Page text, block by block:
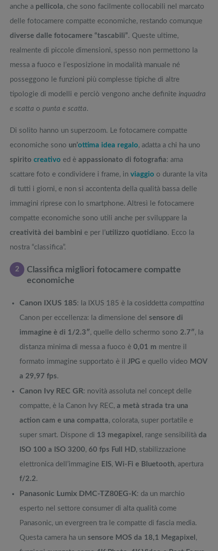
anche a pellicola, che sono facilmente collocabili nel marcato
delle fotocamere compatte economiche, restando comunque
diverse dalle fotocamere “tascabili”. Queste ultime,
realmente di piccole dimensioni, spesso non permettono la
messa a fuoco e l’esposizione in modalità manuale né
posseggono le funzioni più complesse tipiche di altre
tipologie di modelli e perciò vengono anche definite inquadra
e scatta o punta e scatta.
Di solito hanno un superzoom. Le fotocamere compatte
economiche sono un’ottima idea regalo, adatta a chi ha uno
spirito creativo ed è appassionato di fotografia: ama
scattare foto e condividere i frame, in viaggio o durante la vita
di tutti i giorni, e non si accontenta della qualità bassa delle
immagini riprese con lo smartphone. Altresì le fotocamere
compatte economiche sono utili anche per sviluppare la
creatività dei bambini e per l’utilizzo quotidiano. Ecco la
nostra “classifica”.
2
Classifica migliori fotocamere compatte
economiche
Canon IXUS 185: la IXUS 185 è la cosiddetta compattina
Canon per eccellenza: la dimensione del sensore di
immagine è di 1/2.3″, quelle dello schermo sono 2.7″, la
distanza minima di messa a fuoco è 0,01 m mentre il
formato immagine supportato è il JPG e quello video MOV
a 29,97 fps.
Canon Ivy REC GR: novità assoluta nel concept delle
compatte, è la Canon Ivy REC, a metà strada tra una
action cam e una compatta, colorata, super portatile e
super smart. Dispone di 13 megapixel , range sensibilità da
ISO 100 a ISO 3200, 60 fps Full HD, stabilizzazione
elettronica dell’immagine EIS, Wi-Fi e Bluetooth, apertura
f/2.2.
Panasonic Lumix DMC-TZ80EG-K: da un marchio
esperto nel settore consumer di alta qualità come
Panasonic, un evergreen tra le compatte di fascia media.
Questa camera ha un sensore MOS da 18,1 Megapixel ,